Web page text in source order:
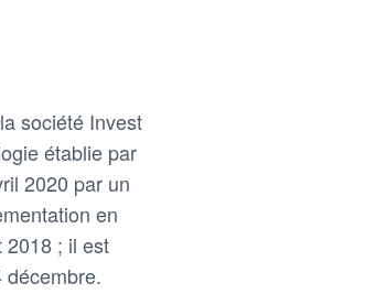
société Invest
établie par
2020 par un
en
2018 ; il est